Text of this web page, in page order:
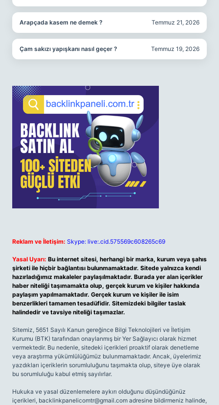
Arapçada kasem ne demek ? Temmuz 21, 2026
Çam sakızı yapışkanı nasıl geçer ? Temmuz 19, 2026
Reklam ve İletişim: Skype: live:.cid.575569c608265c69
Yasal Uyarı: Bu internet sitesi, herhangi bir marka, kurum veya şahıs
şirketi ile hiçbir bağlantısı bulunmamaktadır. Sitede yalnızca kendi
hazırladığımız makaleler paylaşılmaktadır. Burada yer alan içerikler
haber niteliği taşımamakta olup, gerçek kurum ve kişiler hakkında
paylaşım yapılmamaktadır. Gerçek kurum ve kişiler ile isim
benzerlikleri tamamen tesadüfidir. Sitemizdeki bilgiler taslak
halindedir ve tavsiye niteliği taşımazlar.
Sitemiz, 5651 Sayılı Kanun gereğince Bilgi Teknolojileri ve İletişim
Kurumu (BTK) tarafından onaylanmış bir Yer Sağlayıcı olarak hizmet
vermektedir. Bu nedenle, sitedeki içerikleri proaktif olarak denetleme
veya araştırma yükümlülüğümüz bulunmamaktadır. Ancak, üyelerimiz
yazdıkları içeriklerin sorumluluğunu taşımakta olup, siteye üye olarak
bu sorumluluğu kabul etmiş sayılırlar.
Hukuka ve yasal düzenlemelere aykırı olduğunu düşündüğünüz
içerikleri, backlinkpanelicomtr@gmail.com adresine bildirmeniz halinde,